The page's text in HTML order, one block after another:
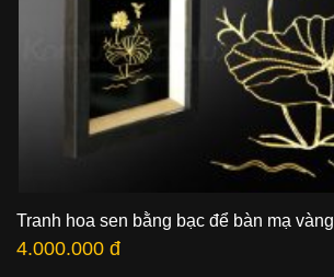
Tranh hoa sen bằng bạc để bàn mạ vàng
4.000.000 đ